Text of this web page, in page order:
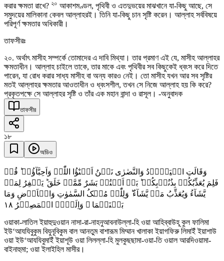
করার ক্ষমতা রাখে? ২০ আকাশমণ্ডল, পৃথিবী ও এতদুভয়ের মাঝখানে যা-কিছু আছে, সে
সমুদয়ের মালিকানা কেবল আল্লাহরই। তিনি যা-কিছু চান সৃষ্টি করেন। আল্লাহ সর্ববিষয়ে
পরিপূর্ণ ক্ষমতার অধিকারী।
তাফসীরঃ
২০. অর্থাৎ মাসীহ সম্পর্কে তোমাদের এ দাবি মিথ্যা। তার প্রমাণ এই যে, মাসীহ আল্লাহর
ক্ষমতাধীন। আল্লাহ চাইলে তাকে, তার মাকে এবং পৃথিবীর সব কিছুকেই ধ্বংস করে দিতে
পারেন, যা রোধ করার সাধ্য মাসীহ বা অন্য কারও নেই। তো মাসীহ যখন আর সব সৃষ্টির
মতই আল্লাহর ক্ষমতার আওতাধীন ও ধ্বংসশীল, তখন সে নিজে আল্লাহ হয় কি করে?
প্রকৃতপক্ষে সে আল্লাহর সৃষ্টি ও তাঁর এক মহান বান্দা ও রাসূল। -অনুবাদক
তাফসীর
১৮
অডিও
وَقَالَتِ الۡیَہُوۡدُ وَالنَّصٰرٰی نَحۡنُ اَبۡنٰٓؤُا اللّٰہِ وَاَحِبَّآؤُہٗ ؕ قُلۡ
فَلِمَ یُعَذِّبُکُمۡ بِذُنُوۡبِکُمۡ ؕ بَلۡ اَنۡتُمۡ بَشَرٌ مِّمَّنۡ خَلَقَ ؕ یَغۡفِرُ لِمَنۡ
یَّشَآءُ وَیُعَذِّبُ مَنۡ یَّشَآءُ ؕ وَلِلّٰہِ مُلۡکُ السَّمٰوٰتِ وَالۡاَرۡضِ وَمَا
بَیۡنَہُمَا ۫ وَاِلَیۡہِ الۡمَصِیۡرُ ١٨
ওয়াকা-লাতিল ইয়াহুদুওয়ান নাসা-রা-নাহনুআবনাউল্লা-হি ওয়া আহিব্বাউহূ কুল ফালিমা
ইউ‘আযযিবুকুম বিযুনূবিকুম বাল আনতুম বাশারূম মিম্মান খালাকা ইয়াগফিরু লিমাইঁ ইয়াশাউ
ওয়া ইউ‘আযযিবুমাইঁ ইয়াশূউ ওয়া লিলল্লা-হি মুলকুছছামা-ওয়া-তি ওয়াল আরদিওয়ামা-
বাইনাহুমা; ওয়া ইলাইহিল মাসীর।